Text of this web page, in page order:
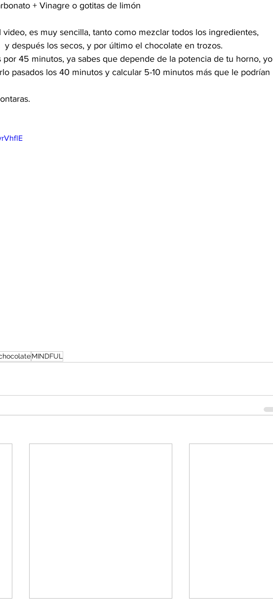
+ Vinagre o gotitas de limón
es muy sencilla, tanto como mezclar todos los ingredientes,
y después los secos, y por último el chocolate en trozos.
por 45 minutos, ya sabes que depende de la potencia de tu horno, yo
pasados los 40 minutos y calcular 5-10 minutos más que le podrían
MINDFUL